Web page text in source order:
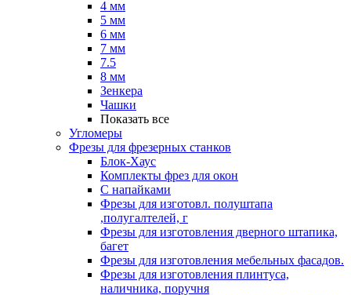
4 мм
5 мм
6 мм
7 мм
7.5
8 мм
Зенкера
Чашки
Показать все
Угломеры
Фрезы для фрезерных станков
Блок-Хаус
Комплекты фрез для окон
С напайками
Фрезы для изготовл. полуштапа
,полугалтелей, г
Фрезы для изготовления дверного штапика,
багет
Фрезы для изготовления мебельных фасадов.
Фрезы для изготовления плинтуса,
наличника, поручня